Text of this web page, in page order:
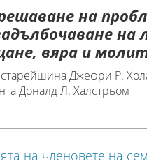
на
на
вяра и
Джефри Р.
Доналд Л. Халстрьом